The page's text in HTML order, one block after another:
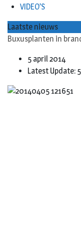
VIDEO’S
Laatste nieuws
Buxusplanten in
5 april 2014
Latest Update: